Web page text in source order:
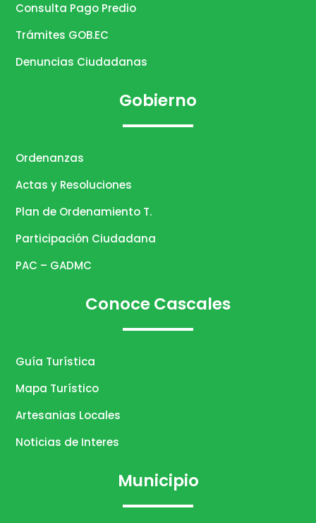
Consulta Pago Predio
Trámites GOB.EC
Denuncias Ciudadanas
Gobierno
Ordenanzas
Actas y Resoluciones
Plan de Ordenamiento T.
Participación Ciudadana
PAC – GADMC
Conoce Cascales
Guía Turística
Mapa Turístico
Artesanias Locales
Noticias de Interes
Municipio